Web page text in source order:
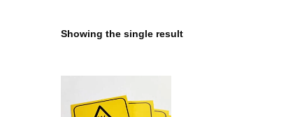
Showing the single result